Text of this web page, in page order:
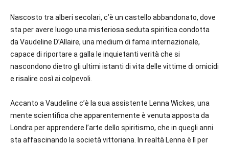
Nascosto tra alberi secolari, c’è un castello abbandonato, dove
sta per avere luogo una misteriosa seduta spiritica condotta
da Vaudeline D’Allaire, una medium di fama internazionale,
capace di riportare a galla le inquietanti verità che si
nascondono dietro gli ultimi istanti di vita delle vittime di omicidi
e risalire così ai colpevoli.
Accanto a Vaudeline c’è la sua assistente Lenna Wickes, una
mente scientifica che apparentemente è venuta apposta da
Londra per apprendere l’arte dello spiritismo, che in quegli anni
sta affascinando la società vittoriana. In realtà Lenna è lì per